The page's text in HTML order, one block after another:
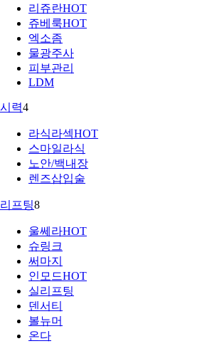
리쥬란HOT
쥬베룩HOT
엑소좀
물광주사
피부관리
LDM
시력4
라식라섹HOT
스마일라식
노안/백내장
렌즈삽입술
리프팅8
울쎄라HOT
슈링크
써마지
인모드HOT
실리프팅
덴서티
볼뉴머
온다